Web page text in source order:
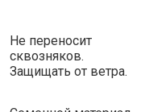
Не переносит
сквозняков.
Защищать от ветра.